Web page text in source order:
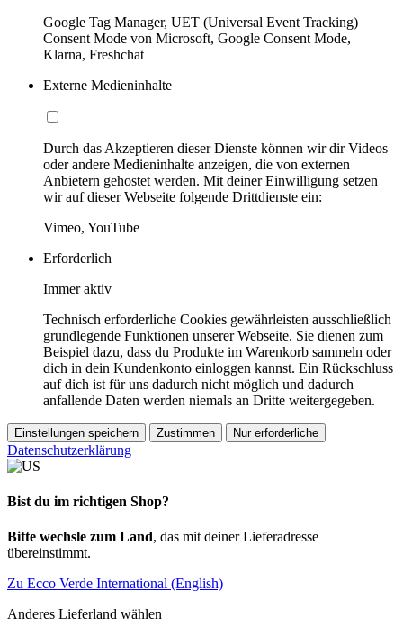
Google Tag Manager, UET (Universal Event Tracking)
Consent Mode von Microsoft, Google Consent Mode,
Klarna, Freshchat
Externe Medieninhalte
Durch das Akzeptieren dieser Dienste können wir dir Videos
oder andere Medieninhalte anzeigen, die von externen
Anbietern gehostet werden. Mit deiner Einwilligung setzen
wir auf dieser Webseite folgende Drittdienste ein:
Vimeo, YouTube
Erforderlich
Immer aktiv
Technisch erforderliche Cookies gewährleisten ausschließlich
grundlegende Funktionen unserer Webseite. Sie dienen zum
Beispiel dazu, dass du Produkte im Warenkorb sammeln oder
dich in dein Kundenkonto einloggen kannst. Ein Rückschluss
auf dich ist für uns dadurch nicht möglich und dadurch
anfallende Daten werden niemals an Dritte weitergegeben.
Einstellungen speichern Zustimmen Nur erforderliche
Datenschutzerklärung
Bist du im richtigen Shop?
Bitte wechsle zum Land, das mit deiner Lieferadresse
übereinstimmt.
Zu Ecco Verde International (English)
Anderes Lieferland wählen